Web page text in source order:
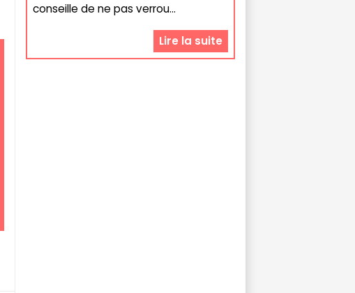
conseille de ne pas verrou...
Lire la suite